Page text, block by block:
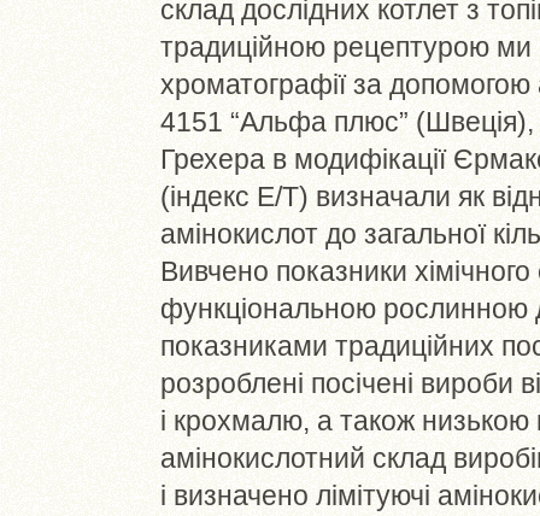
склад дослідних котлет з
традиційною рецептурою ми
хроматографії за допомогою
4151 “Альфа плюс”
Грехера в модифікації
(індекс Е/Т) визначали як
амінокислот до загальної
Вивчено показники
функціональною рослинною
показниками традиційних
розроблені посічені вироби
і крохмалю, а також низькою
амінокислотний склад
і визначено лімітуючі